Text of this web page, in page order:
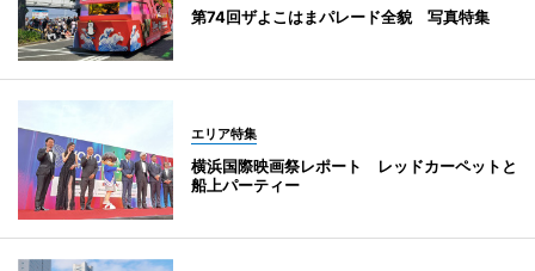
第74回ザよこはまパレード全貌 写真特集
エリア特集
横浜国際映画祭レポート レッドカーペットと
船上パーティー